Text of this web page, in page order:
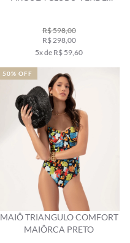
R$ 598,00
R$ 298,00
5x de R$ 59,60
MAIÔ TRIANGULO COMFORT
MAIÔRCA PRETO
50% OFF